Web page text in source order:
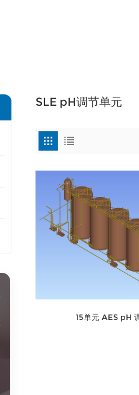
SLE pH调节单元
15单元 AES pH